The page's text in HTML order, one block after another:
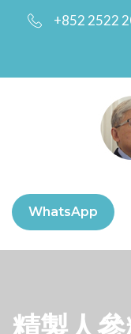
+852 2522
WhatsApp
精製人